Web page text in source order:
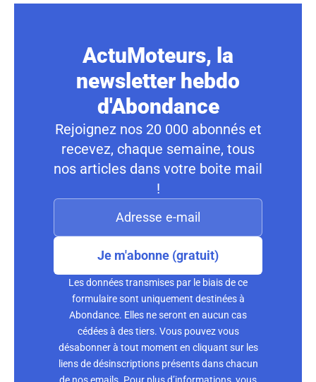
ActuMoteurs, la
newsletter hebdo
d'Abondance
Rejoignez nos 20 000 abonnés et
recevez, chaque semaine, tous
nos articles dans votre boite mail
!
Je m'abonne (gratuit)
Les données transmises par le biais de ce
formulaire sont uniquement destinées à
Abondance. Elles ne seront en aucun cas
cédées à des tiers. Vous pouvez vous
désabonner à tout moment en cliquant sur les
liens de désinscriptions présents dans chacun
de nos emails. Pour plus d’informations, vous